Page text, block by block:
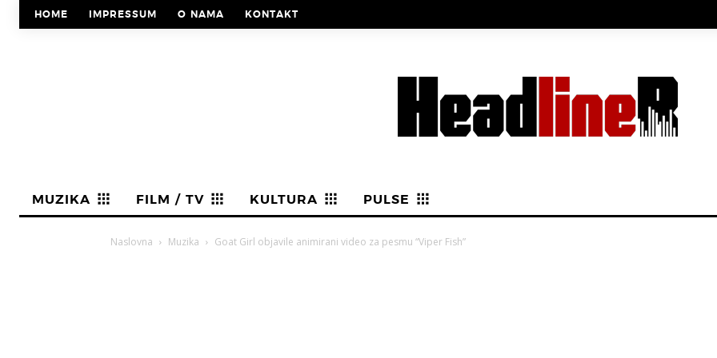
HOME IMPRESSUM O NAMA KONTAKT
MUZIKA FILM / TV KULTURA PULSE
Naslovna Muzika Goat Girl objavile animirani video za pesmu “Viper Fish”